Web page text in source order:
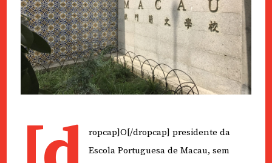
ropcap]O[/dropcap] presidente da
Escola Portuguesa de Macau, sem